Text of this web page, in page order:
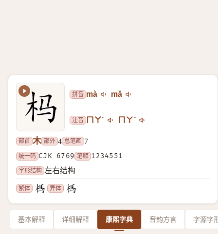
拼音 mà mǎ
注音 ㄇㄚˋ ㄇㄚˇ
部首 木 部外 4 总笔画 7
统一码 CJK 6769 笔顺 1234551
字形结构 左右结构
繁体 异体
基本解释 详细解释 康熙字典 音韵方言 字源字